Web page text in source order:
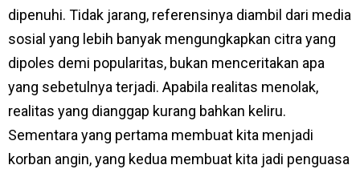
dipenuhi. Tidak jarang, referensinya diambil dari media
sosial yang lebih banyak mengungkapkan citra yang
dipoles demi popularitas, bukan menceritakan apa
yang sebetulnya terjadi. Apabila realitas menolak,
realitas yang dianggap kurang bahkan keliru.
Sementara yang pertama membuat kita menjadi
korban angin, yang kedua membuat kita jadi penguasa